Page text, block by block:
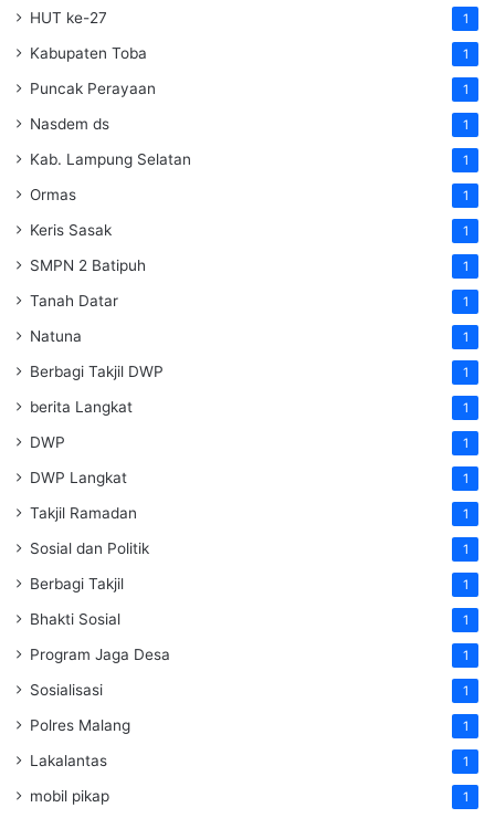
HUT ke-27 1
Kabupaten Toba 1
Puncak Perayaan 1
Nasdem ds 1
Kab. Lampung Selatan 1
Ormas 1
Keris Sasak 1
SMPN 2 Batipuh 1
Tanah Datar 1
Natuna 1
Berbagi Takjil DWP 1
berita Langkat 1
DWP 1
DWP Langkat 1
Takjil Ramadan 1
Sosial dan Politik 1
Berbagi Takjil 1
Bhakti Sosial 1
Program Jaga Desa 1
Sosialisasi 1
Polres Malang 1
Lakalantas 1
mobil pikap 1